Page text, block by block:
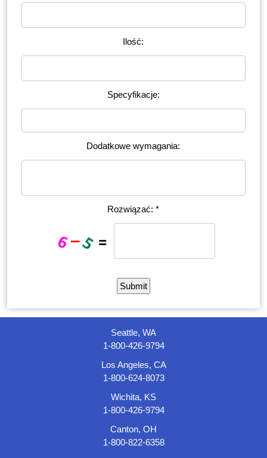
Ilość:
Specyfikacje:
Dodatkowe wymagania:
Rozwiązać: *
Seattle, WA
1-800-426-9794
Los Angeles, CA
1-800-624-8073
Wichita, KS
1-800-426-9794
Canton, OH
1-800-822-6358